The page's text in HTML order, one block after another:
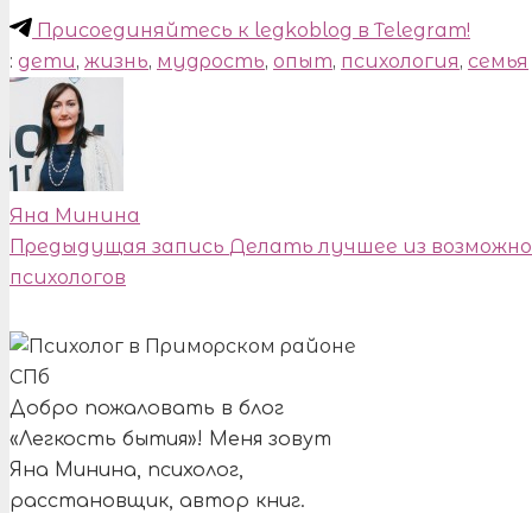
Присоединяйтесь к legkoblog в Telegram!
: дети, жизнь, мудрость, опыт, психология, семья
Яна Минина
Предыдущая запись Делать лучшее из
психологов
Добро пожаловать в блог
«Легкость бытия»! Меня зовут
Яна Минина, психолог,
расстановщик, автор книг.